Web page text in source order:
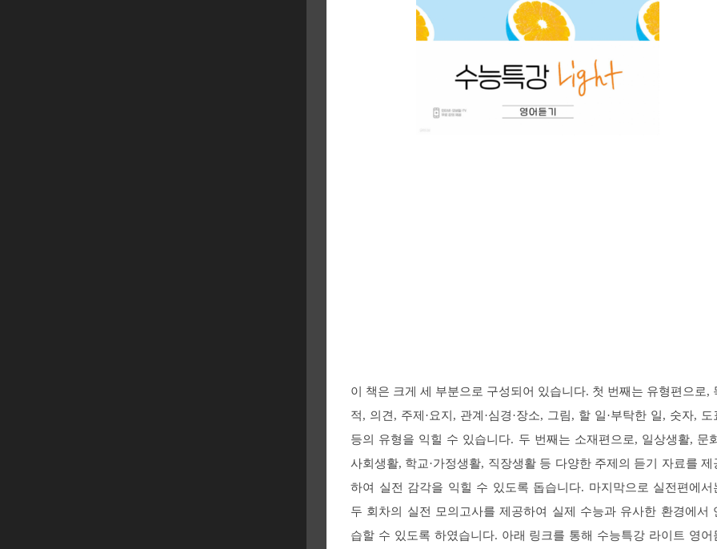
이 책은 크게 세 부분으로 구성되어 있습니다. 첫 번째는 유형편으로,
적, 의견, 주제·요지, 관계·심경·장소, 그림, 할 일·부탁한 일, 숫자, 도
등의 유형을 익힐 수 있습니다. 두 번째는 소재편으로, 일상생활, 문
사회생활, 학교·가정생활, 직장생활 등 다양한 주제의 듣기 자료를 제
하여 실전 감각을 익힐 수 있도록 돕습니다. 마지막으로 실전편에서
두 회차의 실전 모의고사를 제공하여 실제 수능과 유사한 환경에서
습할 수 있도록 하였습니다. 아래 링크를 통해 수능특강 라이트 영어